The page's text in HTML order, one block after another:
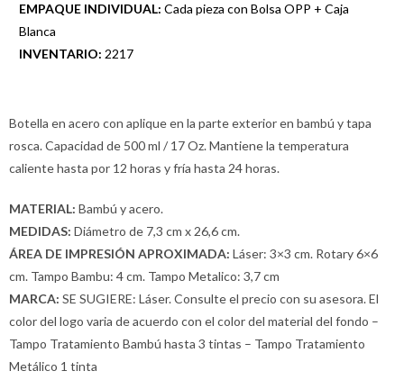
EMPAQUE INDIVIDUAL: Cada pieza con Bolsa OPP + Caja
Blanca
INVENTARIO: 2217
Botella en acero con aplique en la parte exterior en bambú y tapa
rosca. Capacidad de 500 ml / 17 Oz. Mantiene la temperatura
caliente hasta por 12 horas y fría hasta 24 horas.
MATERIAL: Bambú y acero.
MEDIDAS: Diámetro de 7,3 cm x 26,6 cm.
ÁREA DE IMPRESIÓN APROXIMADA: Láser: 3×3 cm. Rotary 6×6
cm. Tampo Bambu: 4 cm. Tampo Metalico: 3,7 cm
MARCA: SE SUGIERE: Láser. Consulte el precio con su asesora. El
color del logo varia de acuerdo con el color del material del fondo –
Tampo Tratamiento Bambú hasta 3 tintas – Tampo Tratamiento
Metálico 1 tinta